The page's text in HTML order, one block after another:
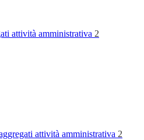
attività amministrativa 2
attività amministrativa 2